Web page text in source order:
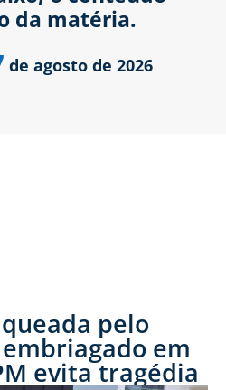
da matéria.
de agosto de 2026
pelo
em
evita tragédia